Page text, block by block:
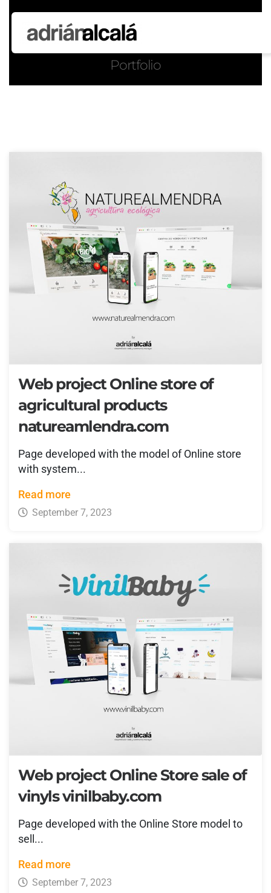
Portfolio
Web project Online store of
agricultural products
natureamlendra.com
Page developed with the model of Online store
with system...
Read more
September 7, 2023
Web project Online Store sale of
vinyls vinilbaby.com
Page developed with the Online Store model to
sell...
Read more
September 7, 2023